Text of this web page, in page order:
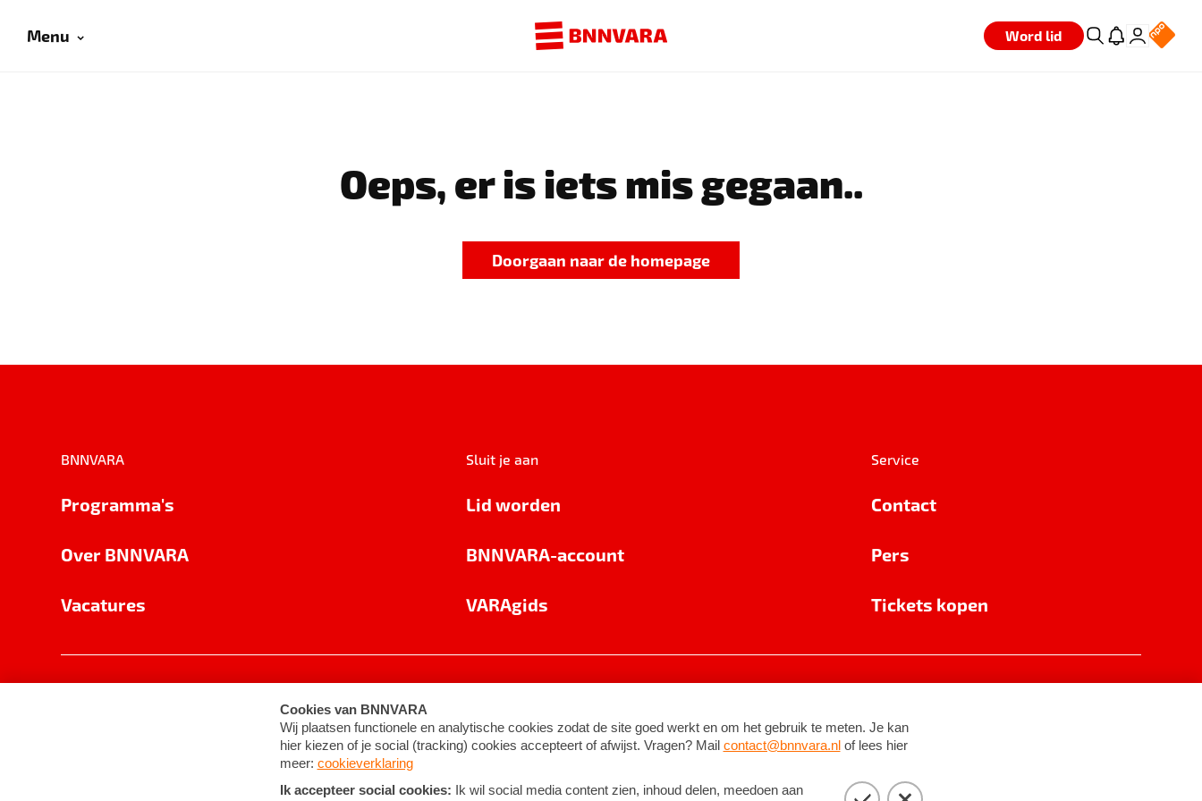
Menu Word lid
Oeps, er is iets mis gegaan..
Doorgaan naar de homepage
BNNVARA
Programma's
Over BNNVARA
Vacatures
Sluit je aan
Lid worden
BNNVARA-account
VARAgids
Service
Contact
Pers
Tickets kopen
Cookie-instellingen Algemene voorwaarden ©2026BNNVARA